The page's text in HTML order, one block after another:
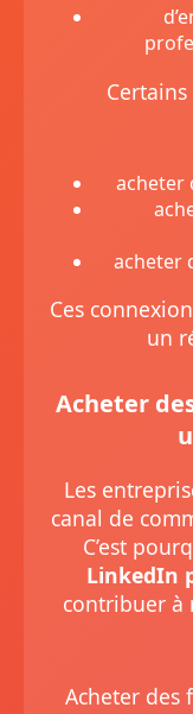
acheter
acheter
Ces
un
Acheter
Les
canal de
C’est
LinkedIn
contribuer à
Acheter des